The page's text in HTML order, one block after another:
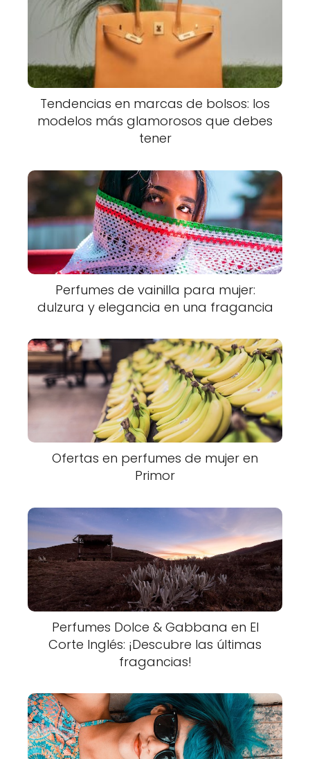
Tendencias en marcas de bolsos: los
modelos más glamorosos que debes
tener
Perfumes de vainilla para mujer:
dulzura y elegancia en una fragancia
Ofertas en perfumes de mujer en
Primor
Perfumes Dolce & Gabbana en El
Corte Inglés: ¡Descubre las últimas
fragancias!